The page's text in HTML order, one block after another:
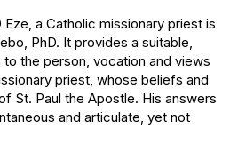
Eze, a Catholic missionary priest is
PhD. It provides a suitable,
the person, vocation and views
priest, whose beliefs and
St. Paul the Apostle. His answers
and articulate, yet not